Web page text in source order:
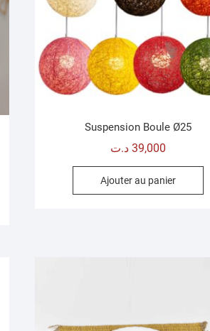
Suspension Boule Ø25
39,000 د.ت
Ajouter au panier